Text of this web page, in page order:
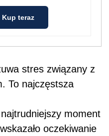
Kup teraz
stres związany z
To najczęstsza
moment
oczekiwanie